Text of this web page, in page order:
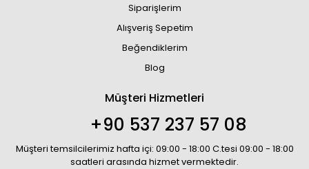
Siparişlerim
Alışveriş Sepetim
Beğendiklerim
Blog
Müşteri Hizmetleri
+90 537 237 57 08
Müşteri temsilcilerimiz hafta içi: 09:00 - 18:00 C.tesi 09:00 - 18:00
saatleri arasında hizmet vermektedir.